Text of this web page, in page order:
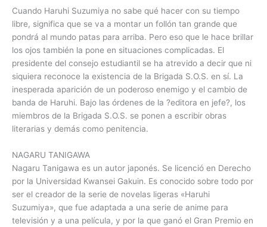
Cuando Haruhi Suzumiya no sabe qué hacer con su tiempo
libre, significa que se va a montar un follón tan grande que
pondrá al mundo patas para arriba. Pero eso que le hace brillar
los ojos también la pone en situaciones complicadas. El
presidente del consejo estudiantil se ha atrevido a decir que ni
siquiera reconoce la existencia de la Brigada S.O.S. en sí. La
inesperada aparición de un poderoso enemigo y el cambio de
banda de Haruhi. Bajo las órdenes de la ?editora en jefe?, los
miembros de la Brigada S.O.S. se ponen a escribir obras
literarias y demás como penitencia.
NAGARU TANIGAWA
Nagaru Tanigawa es un autor japonés. Se licenció en Derecho
por la Universidad Kwansei Gakuin. Es conocido sobre todo por
ser el creador de la serie de novelas ligeras «Haruhi
Suzumiya», que fue adaptada a una serie de anime para
televisión y a una película, y por la que ganó el Gran Premio en